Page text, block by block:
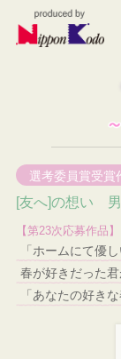
選考委員賞受賞
[友へ]の想い
【第23次応募作品】
「ホームにて優
春が好きだった
「あなたの好き